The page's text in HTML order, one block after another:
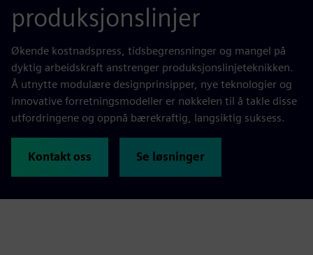
produksjonslinjer
Økende kostnadspress, tidsbegrensninger og mangel på
dyktig arbeidskraft anstrenger produksjonslinjeteknikken.
Å utnytte modulære designprinsipper, nye teknologier og
innovative forretningsmodeller er nøkkelen til å takle disse
utfordringene og oppnå bærekraftig, langsiktig suksess.
Kontakt oss Se løsninger